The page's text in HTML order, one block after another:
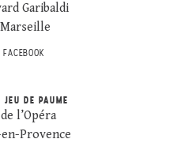
Garibaldi
FACEBOOK
JEU DE PAUME
l’Opéra
Provence